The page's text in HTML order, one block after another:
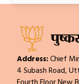
Address:Chief
4 Subash Road,